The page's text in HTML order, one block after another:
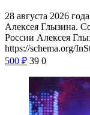
28 августа 2026
Алексея Глызина.
России Алексея
https://schema.org/
500 ₽ 39 0